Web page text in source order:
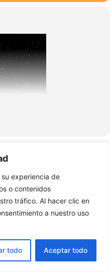
experiencia de
o contenidos
tráfico. Al hacer clic en
a nuestro uso
todo Aceptar todo
manera espontània, alliberant
deixant anar i permeten
+ instagram